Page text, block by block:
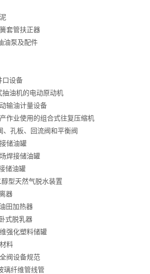
套管扶正器
油泵及配件
口设备
抽油机的电动原动机
输油计量设备
作业使用的组合式往复压缩机
、孔板、回流阀和平衡阀
储油罐
焊接储油罐
储油罐
醇型天然气脱水装置
器
田加热器
式脱乳器
强化塑料储罐
料
阀设备规范
璃纤维管线管